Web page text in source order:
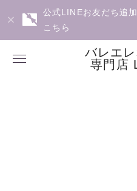
公式LINEお友だち追
こちら
バレエ
専門店